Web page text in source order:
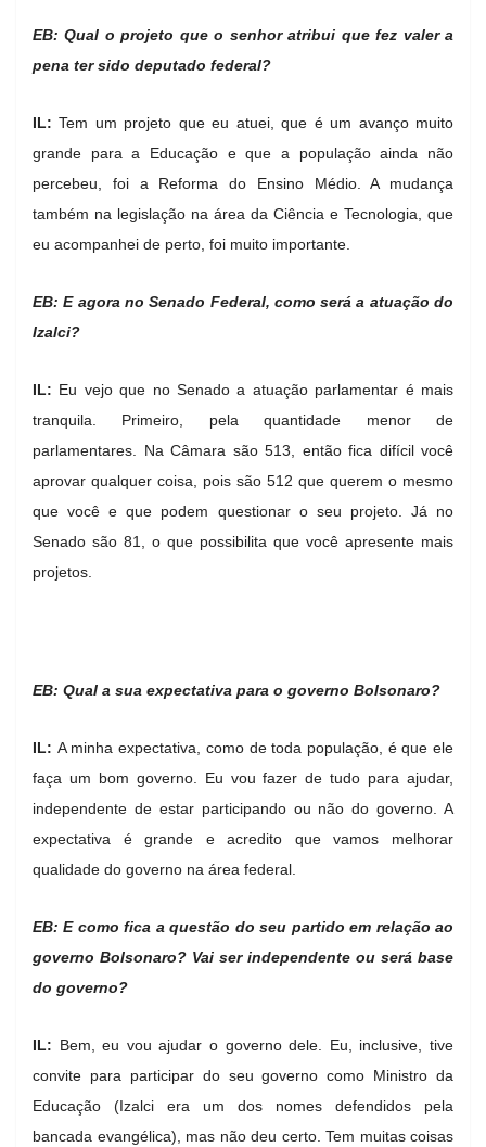
EB: Qual o projeto que o senhor atribui que fez valer a
pena ter sido deputado federal?
IL:Tem um projeto que eu atuei, que é um avanço muito
grande para a Educação e que a população ainda não
percebeu, foi a Reforma do Ensino Médio. A mudança
também na legislação na área da Ciência e Tecnologia, que
eu acompanhei de perto, foi muito importante.
EB: E agora no Senado Federal, como será a atuação do
Izalci?
IL: Eu vejo que no Senado a atuação parlamentar é mais
tranquila. Primeiro, pela quantidade menor de
parlamentares. Na Câmara são 513, então fica difícil você
aprovar qualquer coisa, pois são 512 que querem o mesmo
que você e que podem questionar o seu projeto. Já no
Senado são 81, o que possibilita que você apresente mais
projetos.
EB: Qual a sua expectativa para o governo Bolsonaro?
IL: A minha expectativa, como de toda população, é que ele
faça um bom governo. Eu vou fazer de tudo para ajudar,
independente de estar participando ou não do governo. A
expectativa é grande e acredito que vamos melhorar
qualidade do governo na área federal.
EB: E como fica a questão do seu partido em relação ao
governo Bolsonaro? Vai ser independente ou será base
do governo?
IL: Bem, eu vou ajudar o governo dele. Eu, inclusive, tive
convite para participar do seu governo como Ministro da
Educação (Izalci era um dos nomes defendidos pela
bancada evangélica), mas não deu certo. Tem muitas coisas